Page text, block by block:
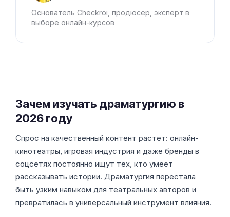
Основатель Checkroi, продюсер, эксперт в
выборе онлайн-курсов
Зачем изучать драматургию в
2026 году
Спрос на качественный контент растет: онлайн-
кинотеатры, игровая индустрия и даже бренды в
соцсетях постоянно ищут тех, кто умеет
рассказывать истории. Драматургия перестала
быть узким навыком для театральных авторов и
превратилась в универсальный инструмент влияния.